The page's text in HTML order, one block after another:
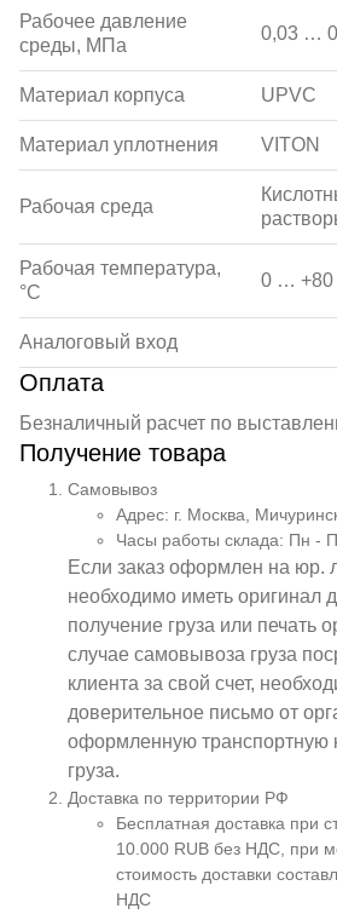
Рабочее давление
среды, МПа
0,03 …
Материал корпуса UPVC
Материал уплотнения VITON
Рабочая среда
Рабочая температура,
°С
0 … +80
Аналоговый вход
Оплата
Безналичный расчет по
Получение товара
Самовывоз
Адрес: г. Москва,
Часы работы склада: Пн -
Если заказ оформлен на юр.
необходимо иметь оригинал
получение груза или печать
случае самовывоза груза
клиента за свой счет,
доверительное письмо от
оформленную транспортную
груза.
Доставка по территории РФ
Бесплатная доставка при
10.000 RUB без НДС, при
стоимость доставки
НДС